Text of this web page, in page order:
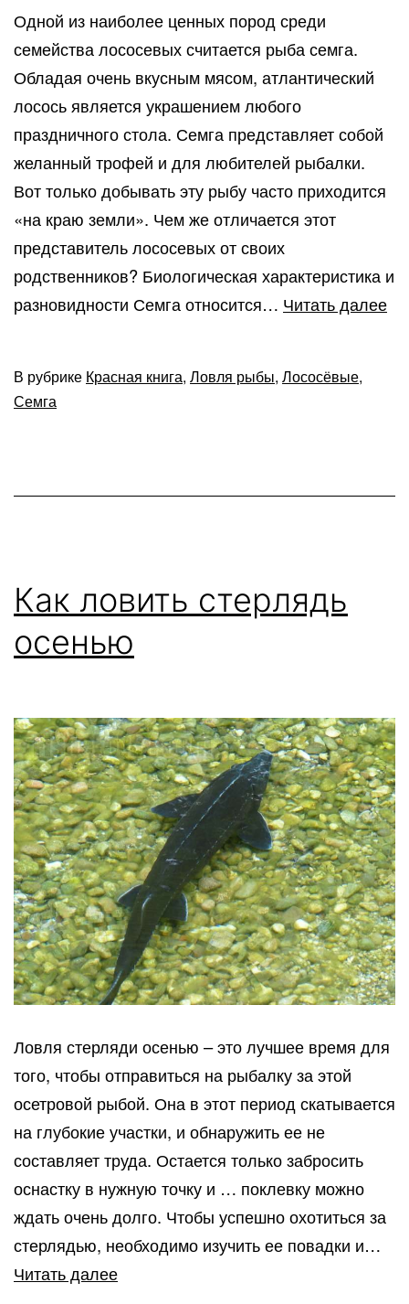
Одной из наиболее ценных пород среди
семейства лососевых считается рыба семга.
Обладая очень вкусным мясом, атлантический
лосось является украшением любого
праздничного стола. Семга представляет собой
желанный трофей и для любителей рыбалки.
Вот только добывать эту рыбу часто приходится
«на краю земли». Чем же отличается этот
представитель лососевых от своих
родственников? Биологическая характеристика и
разновидности Семга относится… Читать далее
В рубрике Красная книга, Ловля рыбы, Лососёвые,
Семга
Как ловить стерлядь
осенью
Ловля стерляди осенью – это лучшее время для
того, чтобы отправиться на рыбалку за этой
осетровой рыбой. Она в этот период скатывается
на глубокие участки, и обнаружить ее не
составляет труда. Остается только забросить
оснастку в нужную точку и … поклевку можно
ждать очень долго. Чтобы успешно охотиться за
стерлядью, необходимо изучить ее повадки и…
Читать далееКак